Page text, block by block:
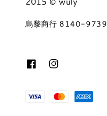
烏黎商行 8140-9739